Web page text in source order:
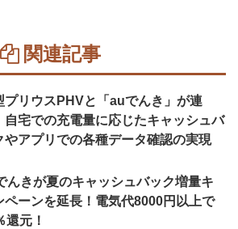
関連記事
プリウスPHVと「auでんき」が連
自宅での充電量に応じたキャッシュバ
やアプリでの各種データ確認の実現
んきが夏のキャッシュバック増量キ
ペーンを延長！電気代8000円以上で
還元！